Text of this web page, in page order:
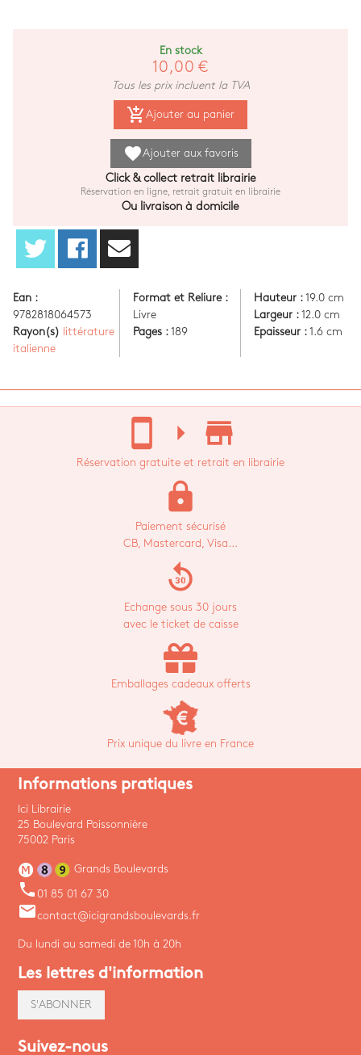
En stock
10,00 €
Tous les prix incluent la TVA
add_shopping_cart Ajouter au panier
favoriteAjouter aux favoris
Click & collect retrait librairie
Réservation en ligne, retrait gratuit en librairie
Ou livraison à domicile
Ean :
9782818064573
Rayon(s)
littérature
italienne
Format et Reliure :
Livre
Pages : 189
Hauteur :19.0 cm
Largeur :12.0 cm
Epaisseur :1.6 cm
stay_current_portrait arrow_right store_mall_directory
Réservation gratuite et retrait en librairie
lock
Paiement sécurisé
CB, Mastercard, Visa...
replay_30
Echange sous 30 jours
avec le ticket de caisse
Emballages cadeaux offerts
Prix unique du livre en France
Informations pratiques
Ici Librairie
25 Boulevard Poissonnière
75002 Paris
Grands Boulevards
phone 01 85 01 67 30
emailcontact@icigrandsboulevards.fr
Du lundi au samedi de 10h à 20h
Les lettres d'information
S'ABONNER
Suivez-nous